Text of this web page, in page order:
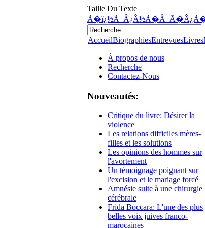
Taille Du Texte
AccueilBiographiesEntrevuesLivres
À propos de nous
Recherche
Contactez-Nous
Nouveautés:
Critique du livre: Désirer la
violence
Les relations difficiles mères-
filles et les solutions
Les opinions des hommes sur
l'avortement
Un témoignage poignant sur
l'excision et le mariage forcé
Amnésie suite à une chirurgie
cérébrale
Frida Boccara: L'une des plus
belles voix juives franco-
marocaines